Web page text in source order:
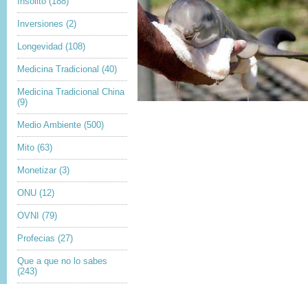
Inversiones (2)
Longevidad (108)
Medicina Tradicional (40)
Medicina Tradicional China
(9)
Medio Ambiente (500)
Mito (63)
Monetizar (3)
ONU (12)
OVNI (79)
Profecias (27)
Que a que no lo sabes
(243)